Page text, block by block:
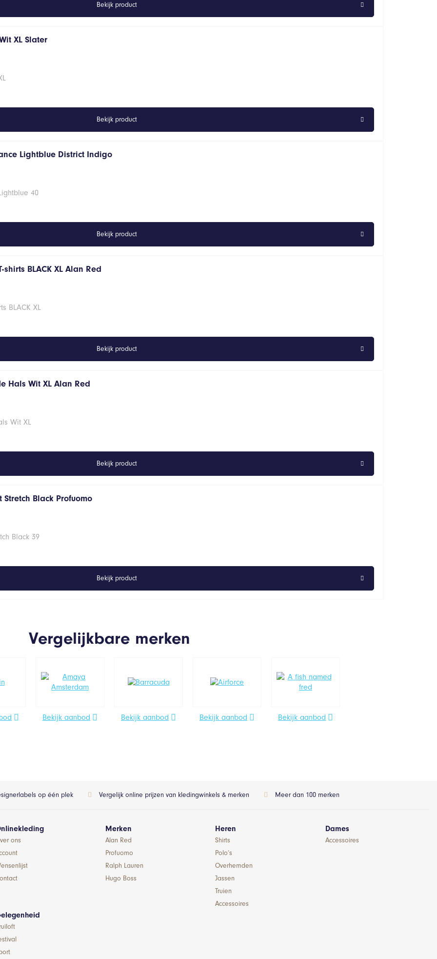
Bekijk product
XL Slater
Bekijk product
Lightblue District Indigo
40
Bekijk product
BLACK XL Alan Red
BLACK XL
Bekijk product
Hals Wit XL Alan Red
Wit XL
Bekijk product
Stretch Black Profuomo
Black 39
Bekijk product
Vergelijkbare merken
Bekijk aanbod Bekijk aanbod Bekijk aanbod Bekijk aanbod
op één plek Vergelijk online prijzen van kledingwinkels & merken Meer dan 100 merken
ons
Merken
Alan Red
Profuomo
Ralph Lauren
Hugo Boss
Heren
Shirts
Polo’s
Overhemden
Jassen
Truien
Accessoires
Dames
Accessoires